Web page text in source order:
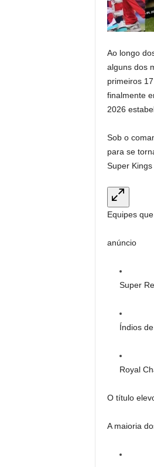
Ao longo
alguns dos
primeiros
finalmente
2026
Sob o
para se
Super
Equipes
anúncio
Super
Índios
Royal
O título
A maioria